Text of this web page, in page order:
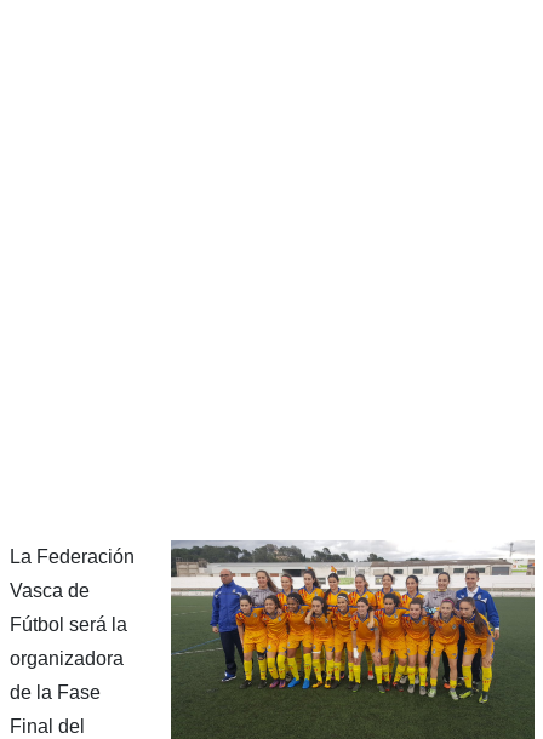
La Federación
Vasca de
Fútbol será la
organizadora
de la Fase
Final del